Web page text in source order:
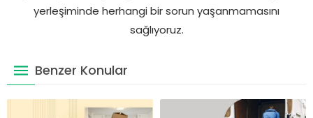
yerleşiminde herhangi bir sorun yaşanmamasını
sağlıyoruz.
Benzer Konular